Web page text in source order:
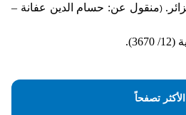
.
(منقول عن: حسام الدين عفانة –
الأكثر تصفحاً